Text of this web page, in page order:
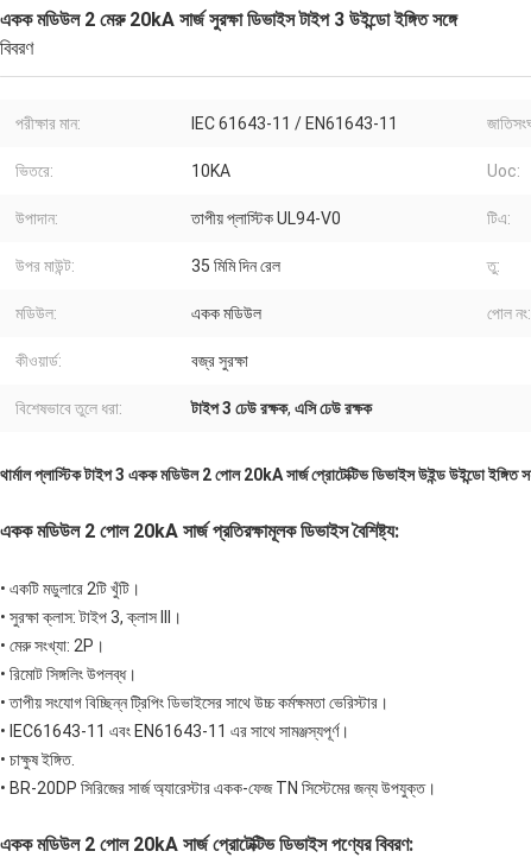
একক মডিউল 2 মেরু 20kA সার্জ সুরক্ষা ডিভাইস টাইপ 3 উইন্ডো ইঙ্গিত সঙ্গে
বিবরণ
পরীক্ষার মান: IEC 61643-11 / EN61643-11
ভিতরে: 10KA Uoc:
উপাদান: তাপীয় প্লাস্টিক UL94-V0 টিএ:
উপর মাউন্ট: 35 মিমি দিন রেল তু:
মডিউল: একক মডিউল পোল নং:
কীওয়ার্ড: বজ্র সুরক্ষা
বিশেষভাবে তুলে ধরা: টাইপ 3 ঢেউ রক্ষক, এসি ঢেউ রক্ষক
থার্মাল প্লাস্টিক টাইপ 3 একক মডিউল 2 পোল 20kA সার্জ প্রোটেক্টিভ ডিভাইস উইন্ড উইন্ডো ইঙ্গিত
একক মডিউল 2 পোল 20kA সার্জ প্রতিরক্ষামূলক ডিভাইস বৈশিষ্ট্য:
• একটি মডুলারে 2টি খুঁটি।
• সুরক্ষা ক্লাস: টাইপ 3, ক্লাস III।
• মেরু সংখ্যা: 2P।
• রিমোট সিঙ্গলিং উপলব্ধ।
• তাপীয় সংযোগ বিচ্ছিন্ন ট্রিপিং ডিভাইসের সাথে উচ্চ কর্মক্ষমতা ভেরিস্টার।
• IEC61643-11 এবং EN61643-11 এর সাথে সামঞ্জস্যপূর্ণ।
• চাক্ষুষ ইঙ্গিত.
• BR-20DP সিরিজের সার্জ অ্যারেস্টার একক-ফেজ TN সিস্টেমের জন্য উপযুক্ত।
একক মডিউল 2 পোল 20kA সার্জ প্রোটেক্টিভ ডিভাইস পণ্যের বিবরণ: